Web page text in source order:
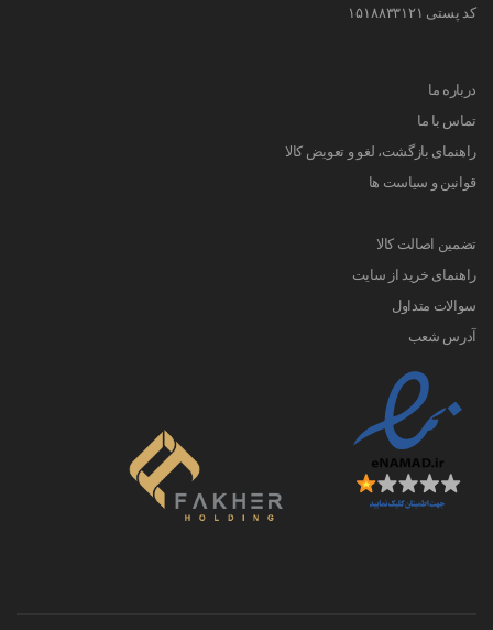
کد پستی ۱۵۱۸۸۳۳۱۲۱
درباره ما
تماس با ما
راهنمای بازگشت، لغو و تعویض کالا
قوانین و سیاست ها
تضمین اصالت کالا
راهنمای خرید از سایت
سوالات متداول
آدرس شعب